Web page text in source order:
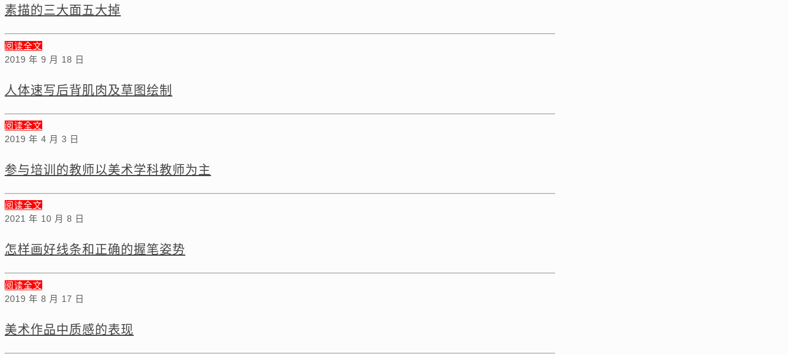
素描的三大面五大掉
阅读全文
2019 年 9 月 18 日
人体速写后背肌肉及草图绘制
阅读全文
2019 年 4 月 3 日
参与培训的教师以美术学科教师为主
阅读全文
2021 年 10 月 8 日
怎样画好线条和正确的握笔姿势
阅读全文
2019 年 8 月 17 日
美术作品中质感的表现